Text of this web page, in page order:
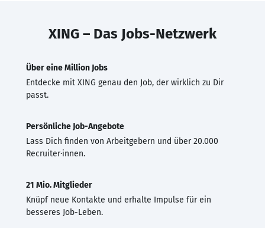
XING – Das Jobs-Netzwerk
Über eine Million Jobs
Entdecke mit XING genau den Job, der wirklich zu Dir
passt.
Persönliche Job-Angebote
Lass Dich finden von Arbeitgebern und über 20.000
Recruiter·innen.
21 Mio. Mitglieder
Knüpf neue Kontakte und erhalte Impulse für ein
besseres Job-Leben.